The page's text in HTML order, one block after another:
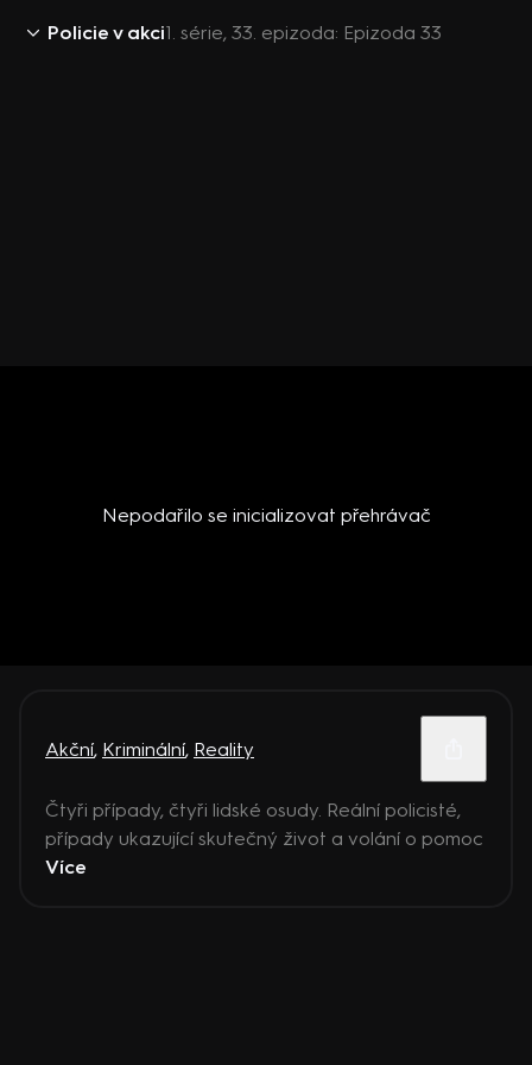
Policie v akci1. série, 33. epizoda: Epizoda 33
Nepodařilo se inicializovat přehrávač
Akční, Kriminální, Reality
Čtyři případy, čtyři lidské osudy. Reální policisté,
případy ukazující skutečný život a volání o pomoc
Více